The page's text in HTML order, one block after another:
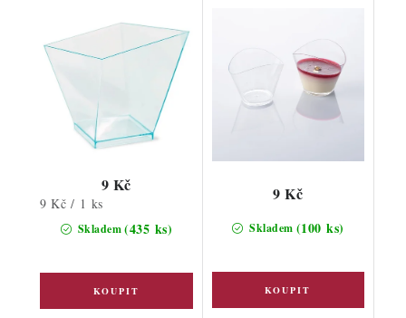
Skladem(435 ks)
9 Kč
Měrná
cena:
9 Kč / 1 ks
Skladem (100 ks)
9 Kč